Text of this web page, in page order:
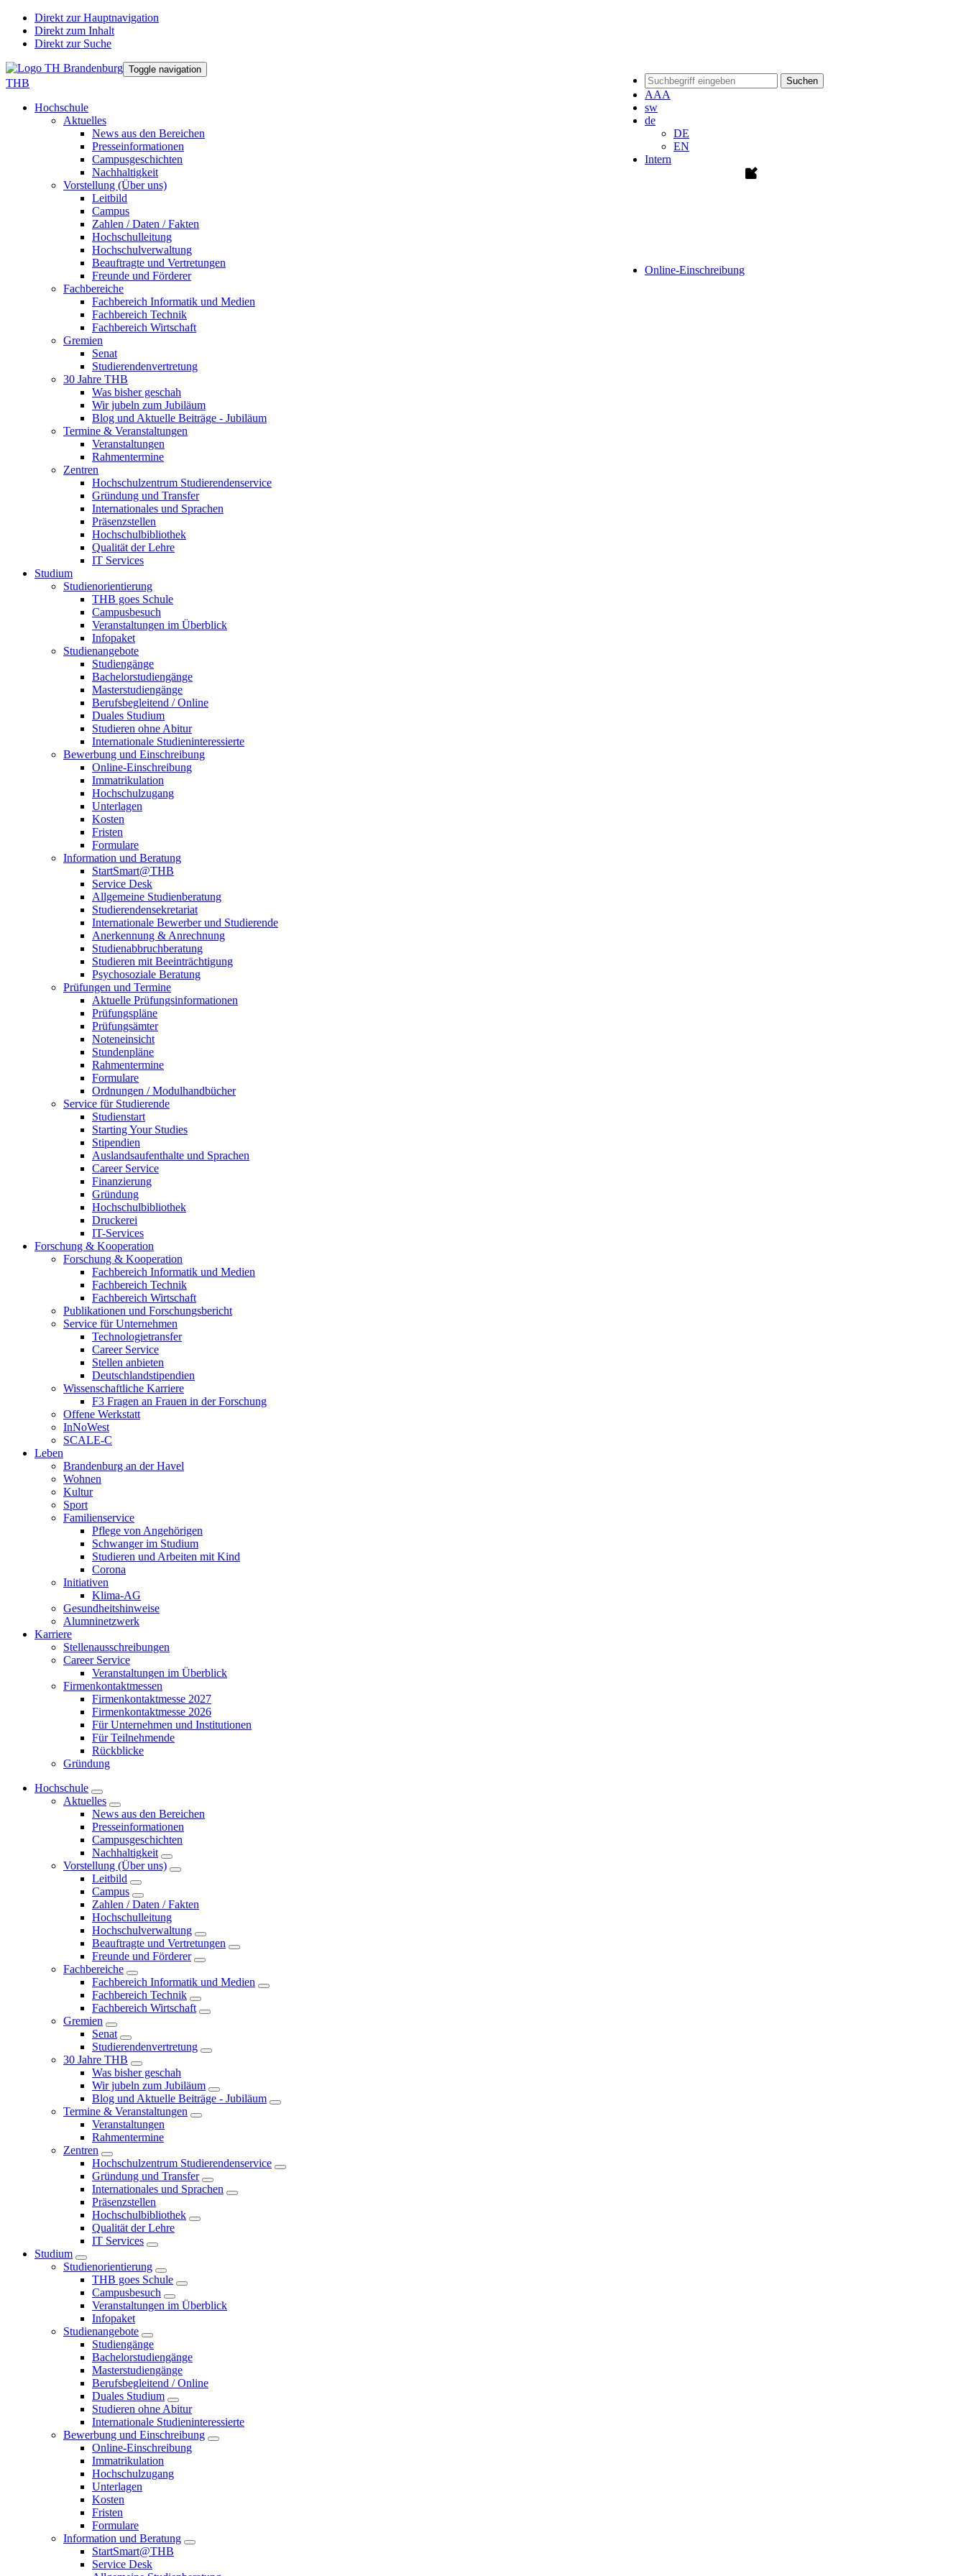
Direkt zur Hauptnavigation
Direkt zum Inhalt
Direkt zur Suche
Suchen
AAA
sw
de
DE
EN
Intern
Online-Einschreibung
Toggle navigation
THB
Hochschule
Aktuelles
News aus den Bereichen
Presseinformationen
Campusgeschichten
Nachhaltigkeit
Vorstellung (Über uns)
Leitbild
Campus
Zahlen / Daten / Fakten
Hochschulleitung
Hochschulverwaltung
Beauftragte und Vertretungen
Freunde und Förderer
Fachbereiche
Fachbereich Informatik und Medien
Fachbereich Technik
Fachbereich Wirtschaft
Gremien
Senat
Studierendenvertretung
30 Jahre THB
Was bisher geschah
Wir jubeln zum Jubiläum
Blog und Aktuelle Beiträge - Jubiläum
Termine & Veranstaltungen
Veranstaltungen
Rahmentermine
Zentren
Hochschulzentrum Studierendenservice
Gründung und Transfer
Internationales und Sprachen
Präsenzstellen
Hochschulbibliothek
Qualität der Lehre
IT Services
Studium
Studienorientierung
THB goes Schule
Campusbesuch
Veranstaltungen im Überblick
Infopaket
Studienangebote
Studiengänge
Bachelorstudiengänge
Masterstudiengänge
Berufsbegleitend / Online
Duales Studium
Studieren ohne Abitur
Internationale Studieninteressierte
Bewerbung und Einschreibung
Online-Einschreibung
Immatrikulation
Hochschulzugang
Unterlagen
Kosten
Fristen
Formulare
Information und Beratung
StartSmart@THB
Service Desk
Allgemeine Studienberatung
Studierendensekretariat
Internationale Bewerber und Studierende
Anerkennung & Anrechnung
Studienabbruchberatung
Studieren mit Beeinträchtigung
Psychosoziale Beratung
Prüfungen und Termine
Aktuelle Prüfungsinformationen
Prüfungspläne
Prüfungsämter
Noteneinsicht
Stundenpläne
Rahmentermine
Formulare
Ordnungen / Modulhandbücher
Service für Studierende
Studienstart
Starting Your Studies
Stipendien
Auslandsaufenthalte und Sprachen
Career Service
Finanzierung
Gründung
Hochschulbibliothek
Druckerei
IT-Services
Forschung & Kooperation
Forschung & Kooperation
Fachbereich Informatik und Medien
Fachbereich Technik
Fachbereich Wirtschaft
Publikationen und Forschungsbericht
Service für Unternehmen
Technologietransfer
Career Service
Stellen anbieten
Deutschlandstipendien
Wissenschaftliche Karriere
F3 Fragen an Frauen in der Forschung
Offene Werkstatt
InNoWest
SCALE-C
Leben
Brandenburg an der Havel
Wohnen
Kultur
Sport
Familienservice
Pflege von Angehörigen
Schwanger im Studium
Studieren und Arbeiten mit Kind
Corona
Initiativen
Klima-AG
Gesundheitshinweise
Alumninetzwerk
Karriere
Stellenausschreibungen
Career Service
Veranstaltungen im Überblick
Firmenkontaktmessen
Firmenkontaktmesse 2027
Firmenkontaktmesse 2026
Für Unternehmen und Institutionen
Für Teilnehmende
Rückblicke
Gründung
Hochschule
Aktuelles
News aus den Bereichen
Presseinformationen
Campusgeschichten
Nachhaltigkeit
Vorstellung (Über uns)
Leitbild
Campus
Zahlen / Daten / Fakten
Hochschulleitung
Hochschulverwaltung
Beauftragte und Vertretungen
Freunde und Förderer
Fachbereiche
Fachbereich Informatik und Medien
Fachbereich Technik
Fachbereich Wirtschaft
Gremien
Senat
Studierendenvertretung
30 Jahre THB
Was bisher geschah
Wir jubeln zum Jubiläum
Blog und Aktuelle Beiträge - Jubiläum
Termine & Veranstaltungen
Veranstaltungen
Rahmentermine
Zentren
Hochschulzentrum Studierendenservice
Gründung und Transfer
Internationales und Sprachen
Präsenzstellen
Hochschulbibliothek
Qualität der Lehre
IT Services
Studium
Studienorientierung
THB goes Schule
Campusbesuch
Veranstaltungen im Überblick
Infopaket
Studienangebote
Studiengänge
Bachelorstudiengänge
Masterstudiengänge
Berufsbegleitend / Online
Duales Studium
Studieren ohne Abitur
Internationale Studieninteressierte
Bewerbung und Einschreibung
Online-Einschreibung
Immatrikulation
Hochschulzugang
Unterlagen
Kosten
Fristen
Formulare
Information und Beratung
StartSmart@THB
Service Desk